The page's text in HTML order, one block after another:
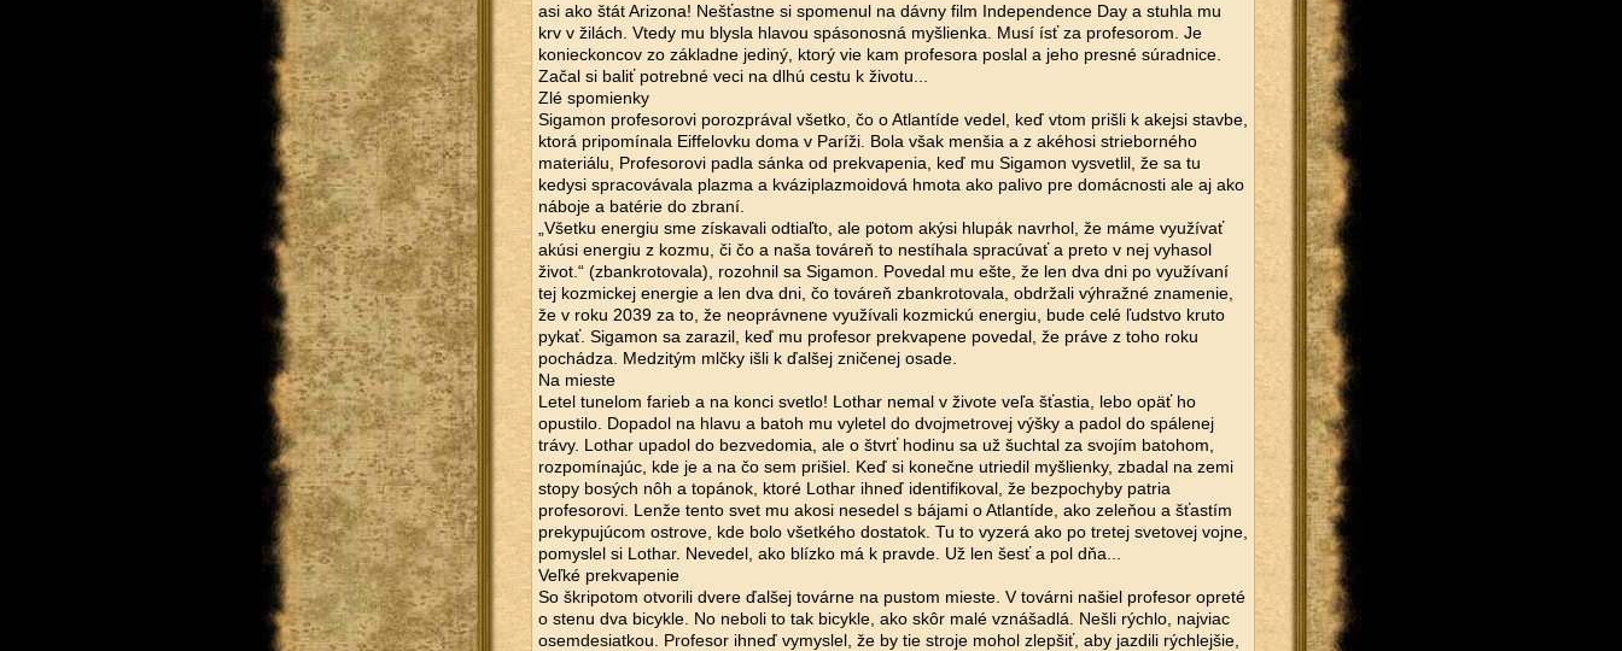
asi ako štát Arizona! Nešťastne si spomenul na dávny film Independence Day a stuhla mu
krv v žilách. Vtedy mu blysla hlavou spásonosná myšlienka. Musí ísť za profesorom. Je
konieckoncov zo základne jediný, ktorý vie kam profesora poslal a jeho presné súradnice.
Začal si baliť potrebné veci na dlhú cestu k životu...
Zlé spomienky
Sigamon profesorovi porozprával všetko, čo o Atlantíde vedel, keď vtom prišli k akejsi stavbe,
ktorá pripomínala Eiffelovku doma v Paríži. Bola však menšia a z akéhosi strieborného
materiálu, Profesorovi padla sánka od prekvapenia, keď mu Sigamon vysvetlil, že sa tu
kedysi spracovávala plazma a kváziplazmoidová hmota ako palivo pre domácnosti ale aj ako
náboje a batérie do zbraní.
„Všetku energiu sme získavali odtiaľto, ale potom akýsi hlupák navrhol, že máme využívať
akúsi energiu z kozmu, či čo a naša továreň to nestíhala spracúvať a preto v nej vyhasol
život.“ (zbankrotovala), rozohnil sa Sigamon. Povedal mu ešte, že len dva dni po využívaní
tej kozmickej energie a len dva dni, čo továreň zbankrotovala, obdržali výhražné znamenie,
že v roku 2039 za to, že neoprávnene využívali kozmickú energiu, bude celé ľudstvo kruto
pykať. Sigamon sa zarazil, keď mu profesor prekvapene povedal, že práve z toho roku
pochádza. Medzitým mlčky išli k ďalšej zničenej osade.
Na mieste
Letel tunelom farieb a na konci svetlo! Lothar nemal v živote veľa šťastia, lebo opäť ho
opustilo. Dopadol na hlavu a batoh mu vyletel do dvojmetrovej výšky a padol do spálenej
trávy. Lothar upadol do bezvedomia, ale o štvrť hodinu sa už šuchtal za svojím batohom,
rozpomínajúc, kde je a na čo sem prišiel. Keď si konečne utriedil myšlienky, zbadal na zemi
stopy bosých nôh a topánok, ktoré Lothar ihneď identifikoval, že bezpochyby patria
profesorovi. Lenže tento svet mu akosi nesedel s bájami o Atlantíde, ako zeleňou a šťastím
prekypujúcom ostrove, kde bolo všetkého dostatok. Tu to vyzerá ako po tretej svetovej vojne,
pomyslel si Lothar. Nevedel, ako blízko má k pravde. Už len šesť a pol dňa...
Veľké prekvapenie
So škripotom otvorili dvere ďalšej továrne na pustom mieste. V továrni našiel profesor opreté
o stenu dva bicykle. No neboli to tak bicykle, ako skôr malé vznášadlá. Nešli rýchlo, najviac
osemdesiatkou. Profesor ihneď vymyslel, že by tie stroje mohol zlepšiť, aby jazdili rýchlejšie,